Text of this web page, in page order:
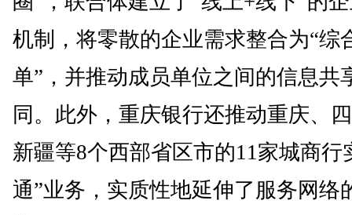
机制，将零散的企业需求整合为“综
单”，并推动成员单位之间的信息共
同。此外，重庆银行还推动重庆、
新疆等8个西部省区市的11家城商行
通”业务，实质性地延伸了服务网络